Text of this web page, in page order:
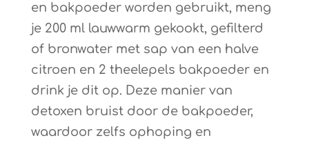
en bakpoeder worden gebruikt, meng
je 200 ml lauwwarm gekookt, gefilterd
of bronwater met sap van een halve
citroen en 2 theelepels bakpoeder en
drink je dit op. Deze manier van
detoxen bruist door de bakpoeder,
waardoor zelfs ophoping en